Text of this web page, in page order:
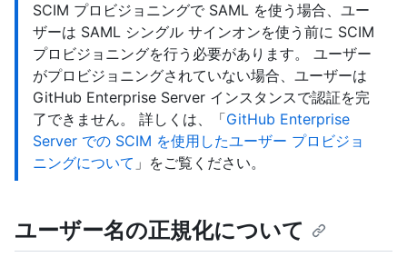
SCIM プロビジョニングで SAML を使う場合、ユー
ザーは SAML シングル サインオンを使う前に SCIM
プロビジョニングを行う必要があります。 ユーザー
がプロビジョニングされていない場合、ユーザーは
GitHub Enterprise Server インスタンスで認証を完
了できません。 詳しくは、「GitHub Enterprise
Server での SCIM を使用したユーザー プロビジョ
ニングについて 」をご覧ください。
ユーザー名の正規化について